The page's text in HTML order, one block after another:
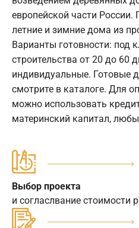
европейской части
летние и зимние дома из
Варианты готовности: под
строительства от 20 до 60
индивидуальные. Готовые
смотрите в каталоге. Для
можно использовать
материнский капитал,
Выбор проекта
и согласлвание стоимости